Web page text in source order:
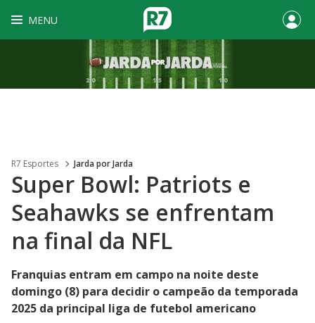
MENU
R7 Esportes Jarda por Jarda
Super Bowl: Patriots e
Seahawks se enfrentam
na final da NFL
Franquias entram em campo na noite deste
domingo (8) para decidir o campeão da temporada
2025 da principal liga de futebol americano